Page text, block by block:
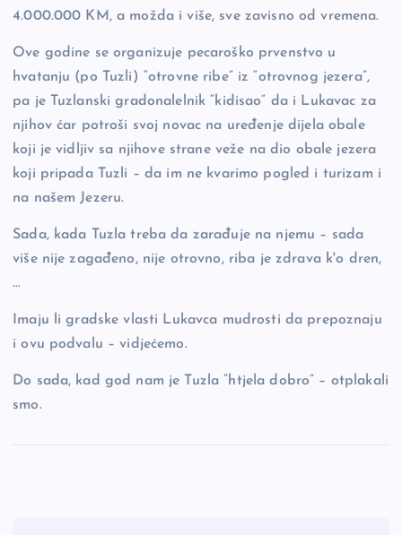
4.000.000 KM, a možda i više, sve zavisno od vremena.
Ove godine se organizuje pecaroško prvenstvo u
hvatanju (po Tuzli) “otrovne ribe” iz “otrovnog jezera”,
pa je Tuzlanski gradonalelnik “kidisao” da i Lukavac za
njihov ćar potroši svoj novac na uređenje dijela obale
koji je vidljiv sa njihove strane veže na dio obale jezera
koji pripada Tuzli – da im ne kvarimo pogled i turizam i
na našem Jezeru.
Sada, kada Tuzla treba da zarađuje na njemu – sada
više nije zagađeno, nije otrovno, riba je zdrava k'o dren,
…
Imaju li gradske vlasti Lukavca mudrosti da prepoznaju
i ovu podvalu – vidjećemo.
Do sada, kad god nam je Tuzla “htjela dobro” – otplakali
smo.